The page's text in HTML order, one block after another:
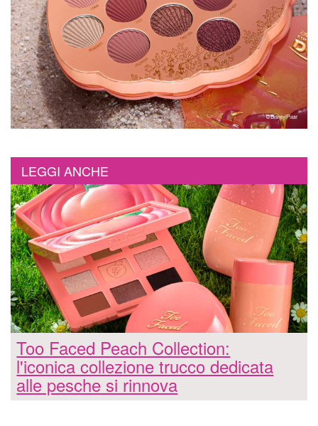
LEGGI ANCHE
Too Faced Peach Collection:
l'iconica collezione trucco dedicata
alle pesche si rinnova